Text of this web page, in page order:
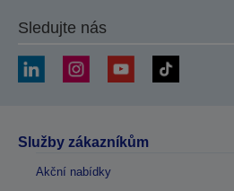
Sledujte nás
Služby zákazníkům
Akční nabídky